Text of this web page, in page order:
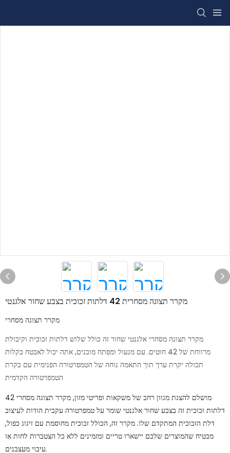
מקרר תצוגה מסחרית 42 דלתות זכוכית בצבע שחור אלגנטי
מקרר תצוגה מסחרי
מקרר תצוגה מסחרי אלגנטי שחור זה כולל שלוש דלתות זכוכית וקיבולת
מרווחת של 42 חוטים. עם מנעול ומפתח מובנים, אתה יכול לאבטח בקלות
תכולה יקרת ערך תוך התאמה נוחה של הטמפרטורה הפנימית עם בקרת
הטמפרטורה הקדמית
מושלם להצגת מגוון רחב של משקאות ופריטי מזון, מקרר תצוגה מסחרי 42
דלתות זכוכית זה בצבע שחור אלגנטי שומר על טמפרטורה עקבית הודות לעיצוב
דלת הזכוכית המתקדם שלו. מקרר זה, הכולל זכוכית מחוסמת עם זיגוג כפול,
מבטיח שהמוצרים שלכם יישארו טריים ומזמינים ללא כל הצטברות לחות או
עיבוי מעצבנים.